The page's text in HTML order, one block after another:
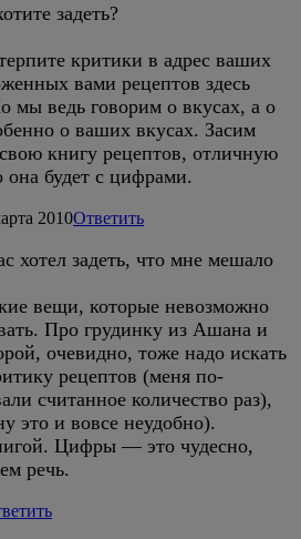
задеть?
критики в адрес ваших
вами рецептов здесь
мы ведь говорим о вкусах, а о
о ваших вкусах. Засим
книгу рецептов, отличную
будет с цифрами.
2010Ответить
хотел задеть, что мне мешало
вещи, которые невозможно
Про грудинку из Ашана и
очевидно, тоже надо искать
рецептов (меня по-
считанное количество раз),
это и вовсе неудобно).
Цифры — это чудесно,
речь.